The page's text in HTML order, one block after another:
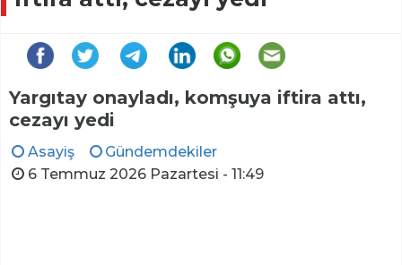
Yargıtay onayladı, komşuya iftira attı,
cezayı yedi
Asayiş
Gündemdekiler
6 Temmuz 2026 Pazartesi - 11:49